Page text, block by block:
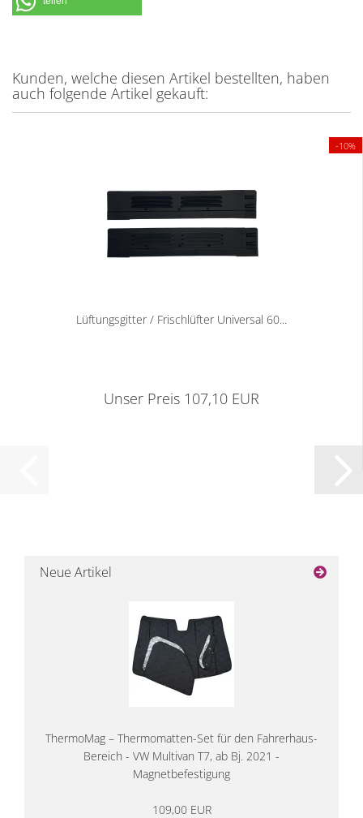
Kunden, welche diesen Artikel bestellten, haben
auch folgende Artikel gekauft:
-10%
Lüftungsgitter / Frischlüfter Universal 60...
Unser Preis 107,10 EUR
Neue Artikel
ThermoMag – Thermomatten-Set für den Fahrerhaus-
Bereich - VW Multivan T7, ab Bj. 2021 -
Magnetbefestigung
109,00 EUR